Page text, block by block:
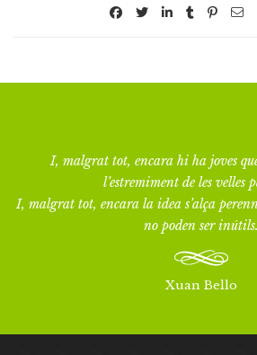
I, malgrat tot, encara hi ha joves
l’estremiment de les velles
I, malgrat tot, encara la idea s’alça
no poden ser inútils.
Xuan Bello